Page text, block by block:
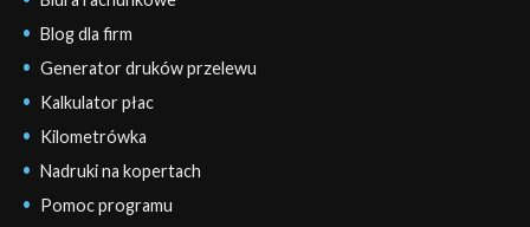
Blog dla firm
Generator druków przelewu
Kalkulator płac
Kilometrówka
Nadruki na kopertach
Pomoc programu